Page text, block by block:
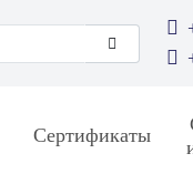
Сертификаты